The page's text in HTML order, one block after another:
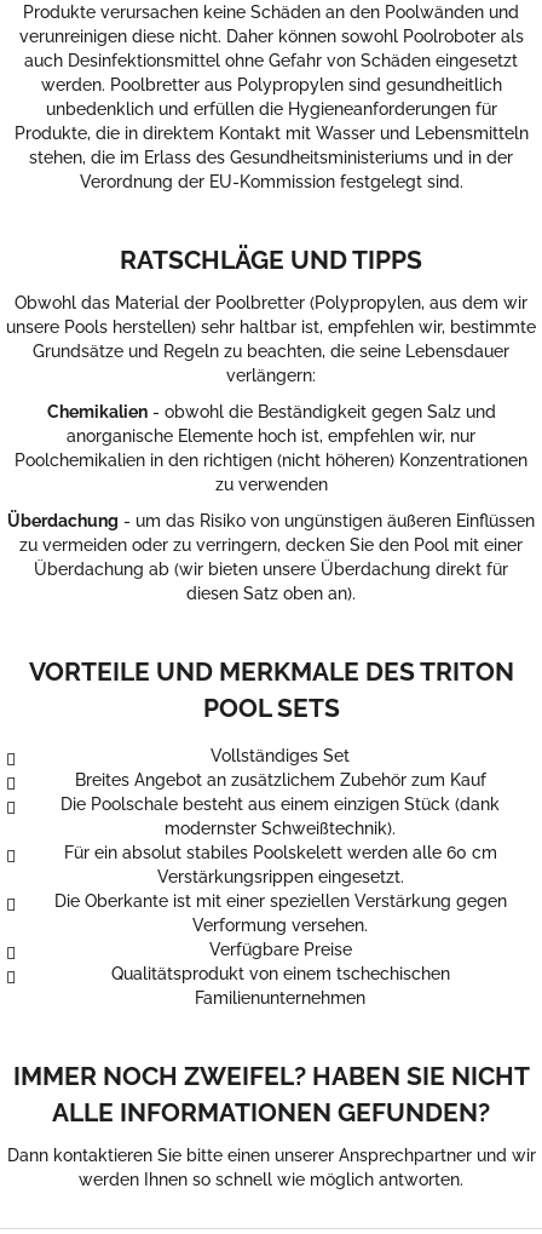
Produkte verursachen keine Schäden an den Poolwänden und
verunreinigen diese nicht. Daher können sowohl Poolroboter als
auch Desinfektionsmittel ohne Gefahr von Schäden eingesetzt
werden. Poolbretter aus Polypropylen sind gesundheitlich
unbedenklich und erfüllen die Hygieneanforderungen für
Produkte, die in direktem Kontakt mit Wasser und Lebensmitteln
stehen, die im Erlass des Gesundheitsministeriums und in der
Verordnung der EU-Kommission festgelegt sind.
RATSCHLÄGE UND TIPPS
Obwohl das Material der Poolbretter (Polypropylen, aus dem wir
unsere Pools herstellen) sehr haltbar ist, empfehlen wir, bestimmte
Grundsätze und Regeln zu beachten, die seine Lebensdauer
verlängern:
Chemikalien- obwohl die Beständigkeit gegen Salz und
anorganische Elemente hoch ist, empfehlen wir, nur
Poolchemikalien in den richtigen (nicht höheren) Konzentrationen
zu verwenden
Überdachung - um das Risiko von ungünstigen äußeren Einflüssen
zu vermeiden oder zu verringern, decken Sie den Pool mit einer
Überdachung ab (wir bieten unsere Überdachung direkt für
diesen Satz oben an).
VORTEILE UND MERKMALE DES TRITON
POOL SETS
Vollständiges Set
Breites Angebot an zusätzlichem Zubehör zum Kauf
Die Poolschale besteht aus einem einzigen Stück (dank
modernster Schweißtechnik).
Für ein absolut stabiles Poolskelett werden alle 60 cm
Verstärkungsrippen eingesetzt.
Die Oberkante ist mit einer speziellen Verstärkung gegen
Verformung versehen.
Verfügbare Preise
Qualitätsprodukt von einem tschechischen
Familienunternehmen
IMMER NOCH ZWEIFEL? HABEN SIE NICHT
ALLE INFORMATIONEN GEFUNDEN?
Dann kontaktieren Sie bitte einen unserer Ansprechpartner und wir
werden Ihnen so schnell wie möglich antworten.